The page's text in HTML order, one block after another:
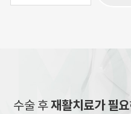
수술 후재활치료가 필요